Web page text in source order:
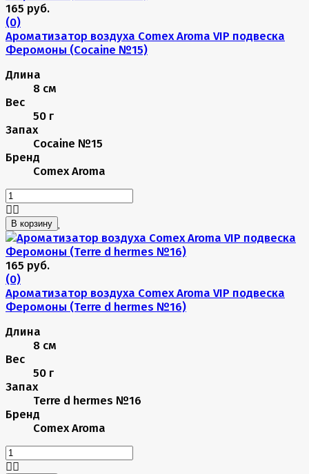
165 руб.
(0)
Ароматизатор воздуха Comex Aroma VIP подвеска
Феромоны (Cocaine №15)
Длина
8 см
Вес
50 г
Запах
Cocaine №15
Бренд
Comex Aroma
В корзину
165 руб.
(0)
Ароматизатор воздуха Comex Aroma VIP подвеска
Феромоны (Terre d hermes №16)
Длина
8 см
Вес
50 г
Запах
Terre d hermes №16
Бренд
Comex Aroma